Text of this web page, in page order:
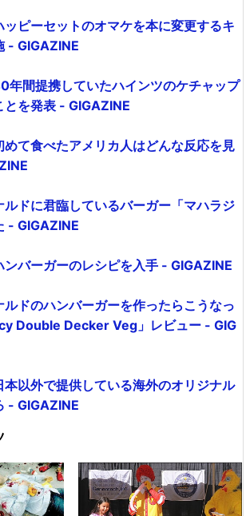
ッピーセットのオマケを本に変更するキ
- GIGAZINE
年間提携していたハインツのケチャップ
とを発表 - GIGAZINE
めて食べたアメリカ人はどんな反応を見
ルドに君臨しているバーガー「マハラジ
- GIGAZINE
ンバーガーのレシピを入手 - GIGAZINE
ルドのハンバーガーを作ったらこうなっ
Double Decker Veg」レビュー - GIG
本以外で提供している海外のオリジナル
- GIGAZINE